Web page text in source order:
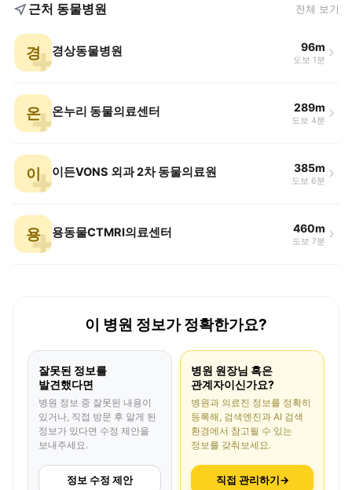
근처 동물병원 전체 보기
경 경상동물병원 96m
도보 1분
온 온누리 동물의료센터 289m
도보 4분
이 이든VONS 외과 2차 동물의료원 385m
도보 6분
용 용동물CTMRI의료센터 460m
도보 7분
이 병원 정보가 정확한가요?
잘못된 정보를
발견했다면
병원 정보 중 잘못된 내용이
있거나, 직접 방문 후 알게 된
정보가 있다면 수정 제안을
보내주세요.
정보 수정 제안
병원 원장님 혹은
관계자이신가요?
병원과 의료진 정보를 정확히
등록해, 검색엔진과 AI 검색
환경에서 참고될 수 있는
정보를 갖춰보세요.
직접 관리하기→